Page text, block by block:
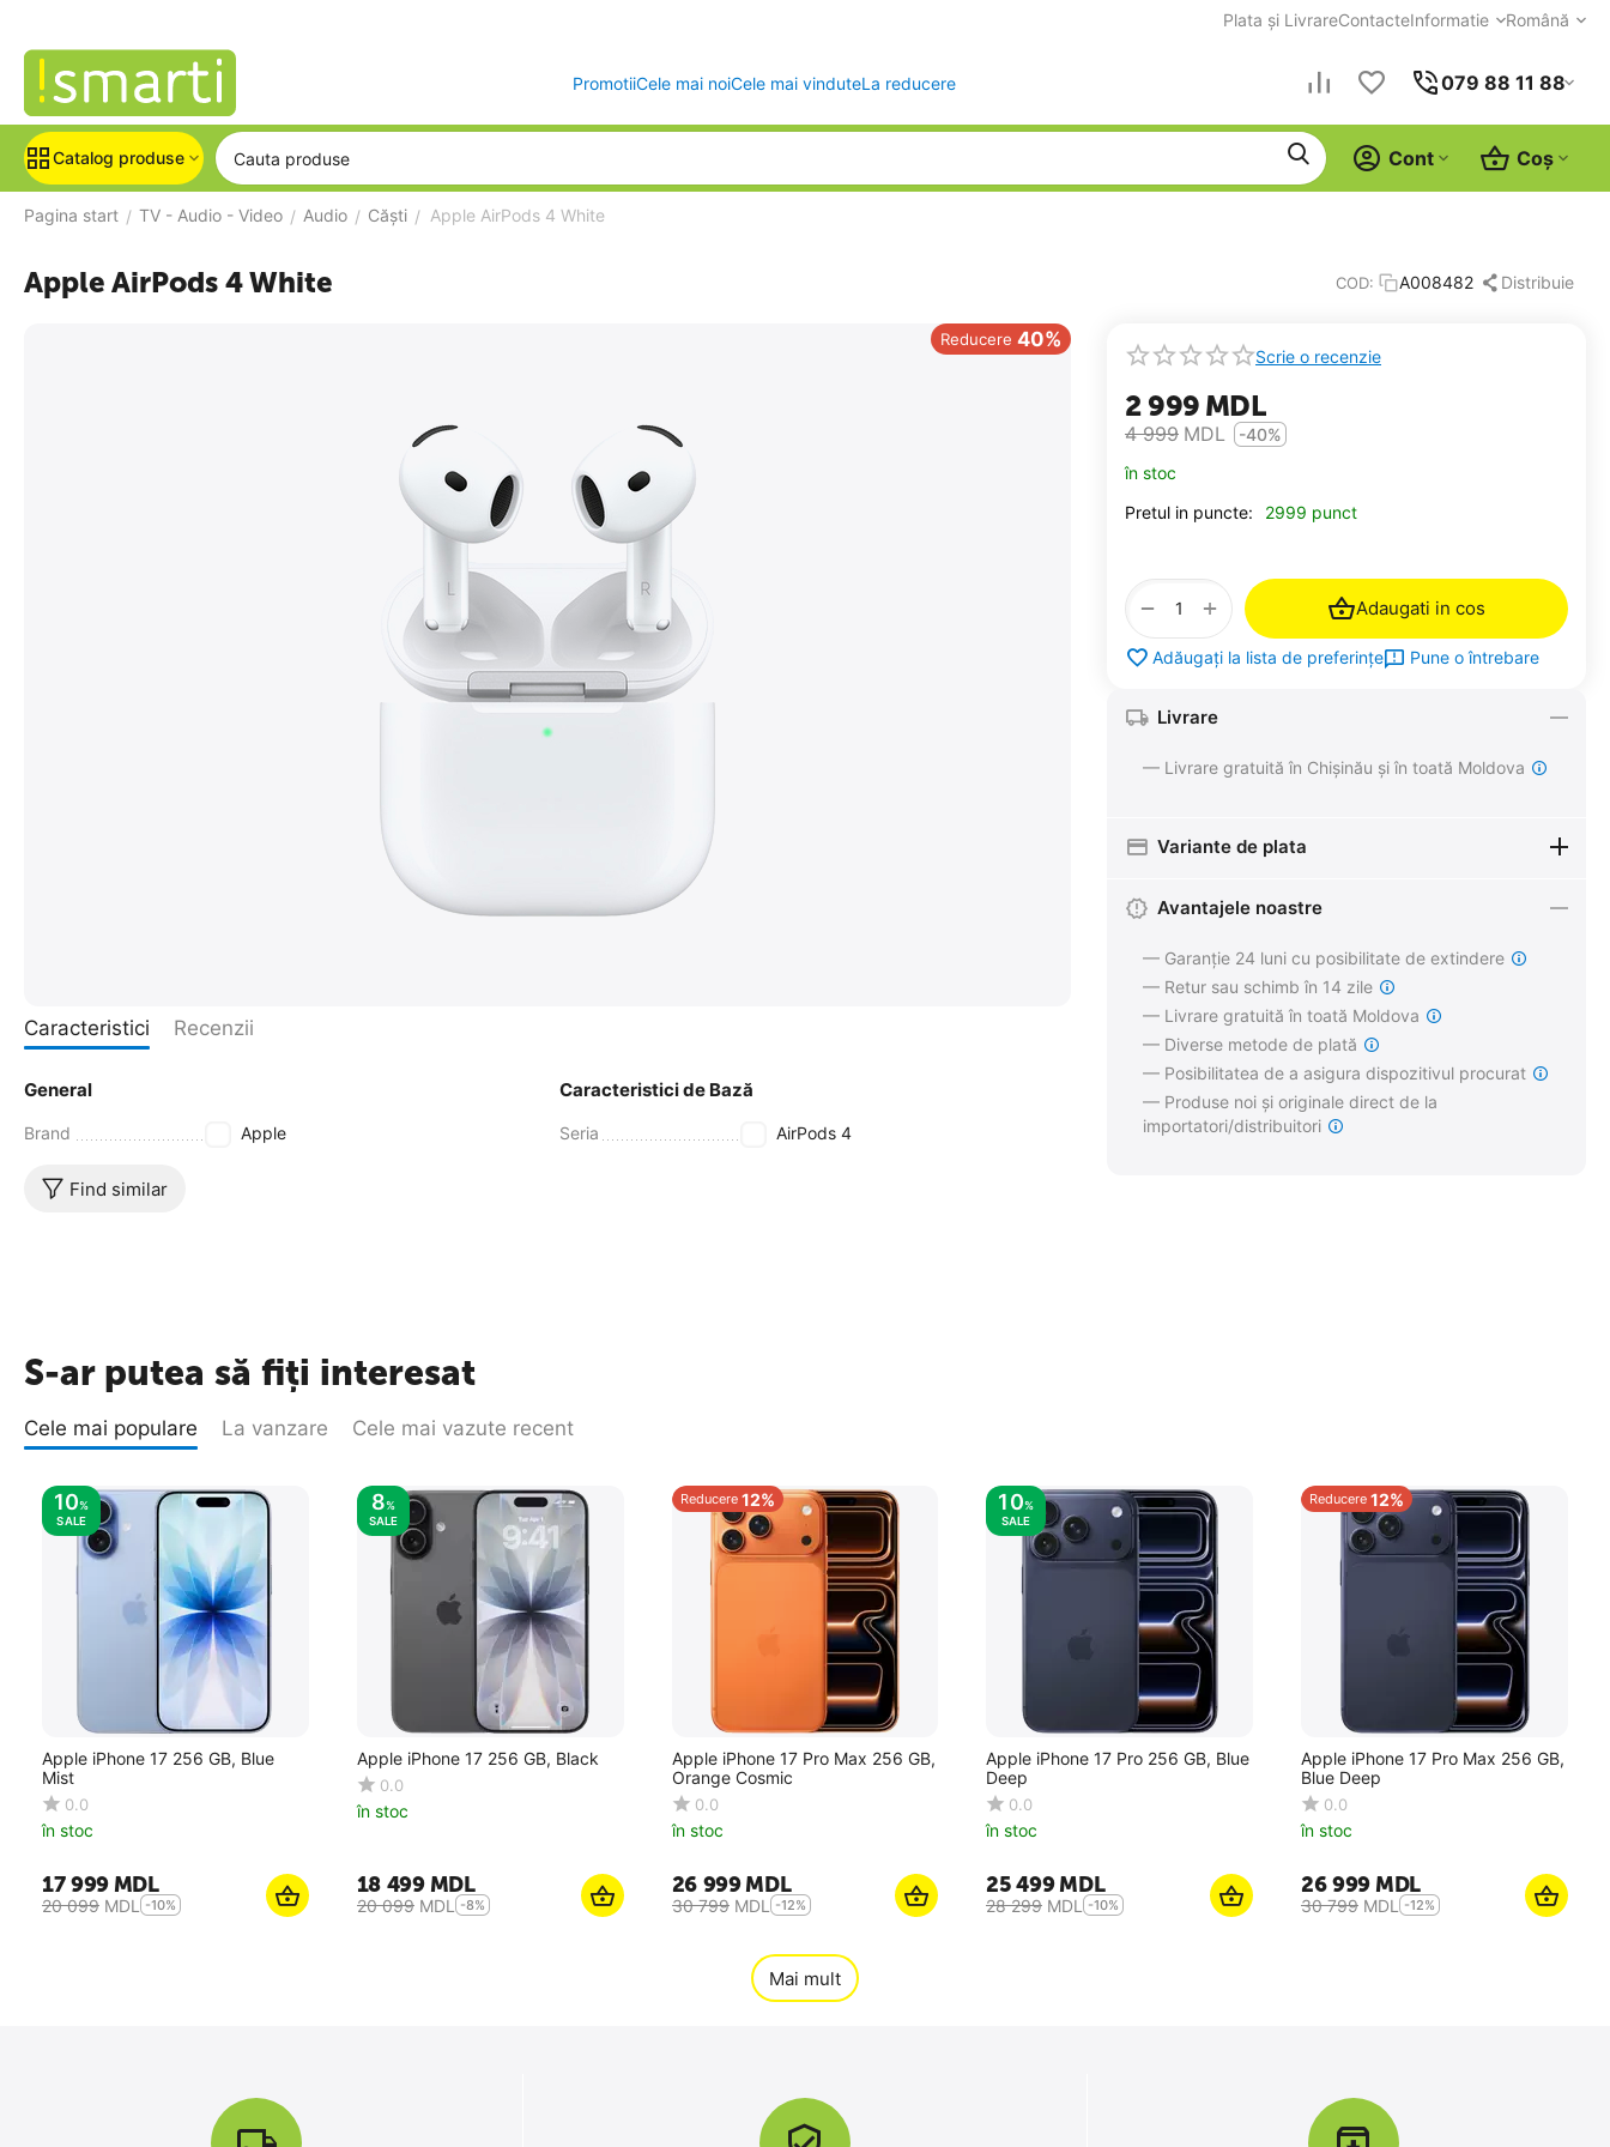
Plata și LivrareContacteInformatie Română
PromotiiCele mai noiCele mai vinduteLa reducere 079 88 11 88
Catalog produse Coș
Cont
Pagina start / TV - Audio - Video / Audio / Căști / Apple AirPods 4 White
Apple AirPods 4 White COD: A008482 Distribuie
Scrie o recenzie
2 999 MDL
4 999 MDL
-40%
în stoc
Pretul in puncte:
2999 punct
+
− Adaugati in cos
Adăugați la lista de preferințe Pune o întrebare
Livrare
— Livrare gratuită în Chișinău și în toată Moldova
Variante de plata
Avantajele noastre
— Garanție 24 luni cu posibilitate de extindere
— Retur sau schimb în 14 zile
— Livrare gratuită în toată Moldova
— Diverse metode de plată
— Posibilitatea de a asigura dispozitivul procurat
— Produse noi și originale direct de la
importatori/distribuitori
Caracteristici Recenzii
General
Brand Apple
Caracteristici de Bază
Seria AirPods 4
Find similar
S-ar putea să fiți interesat
Cele mai populare La vanzare Cele mai vazute recent
10%
SALE
Apple iPhone 17 256 GB, Blue
Mist
0.0
în stoc
17 999MDL
20 099 MDL -10%
8%
SALE
Apple iPhone 17 256 GB, Black
0.0
în stoc
18 499MDL
20 099 MDL -8%
Reducere 12%
Apple iPhone 17 Pro Max 256 GB,
Orange Cosmic
0.0
în stoc
26 999MDL
30 799 MDL -12%
10%
SALE
Apple iPhone 17 Pro 256 GB, Blue
Deep
0.0
în stoc
25 499MDL
28 299 MDL -10%
Reducere 12%
Apple iPhone 17 Pro Max 256 GB,
Blue Deep
0.0
în stoc
26 999MDL
30 799 MDL -12%
Mai mult